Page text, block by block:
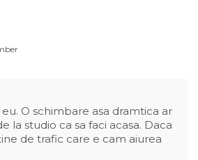
O schimbare asa dramtica ar
la studio ca sa faci acasa. Daca
de trafic care e cam aiurea